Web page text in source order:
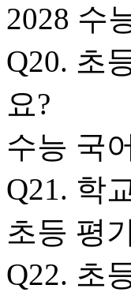
2028 수
Q20. 초
요?
수능 국
Q21. 학
초등 평
Q22. 초